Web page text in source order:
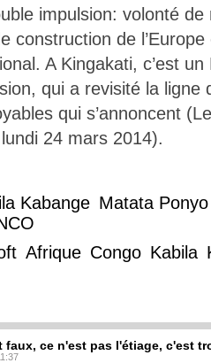
impulsion: volonté de
construction de l’Europe
A Kingakati, c’est
qui a revisité la ligne
qui s’annoncent
24 mars 2014).
Kabange Matata Ponyo
Afrique Congo Kabila
faux, ce n'est pas l'étiage, c'est